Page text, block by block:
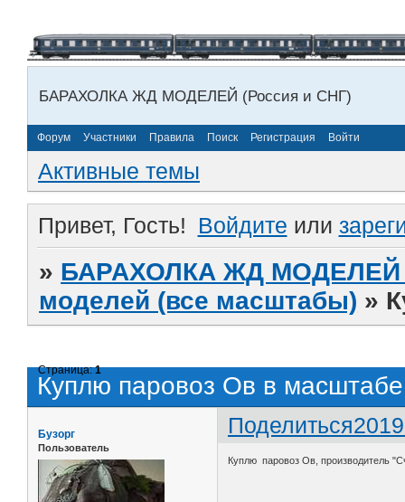
БАРАХОЛКА ЖД МОДЕЛЕЙ (Россия и СНГ)
Форум Участники Правила Поиск Регистрация Войти
Активные темы
Привет, Гость! Войдите или
» БАРАХОЛКА ЖД МОДЕЛЕЙ
моделей (все масштабы) »
Куплю паровоз Ов в
Страница:1
Поделиться
Бузорг
Пользователь
Куплю паровоз Ов, производитель